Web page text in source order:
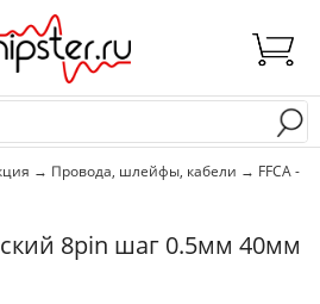
города..
→ Провода, шлейфы, кабели → FFCA -
8pin шаг 0.5мм 40мм